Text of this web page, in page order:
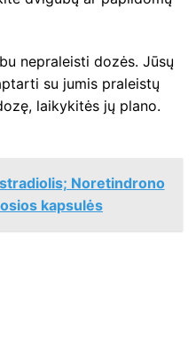
nepraleisti dozės. Jūsų
su jumis praleistų
laikykitės jų plano.
Noretindrono
kapsulės